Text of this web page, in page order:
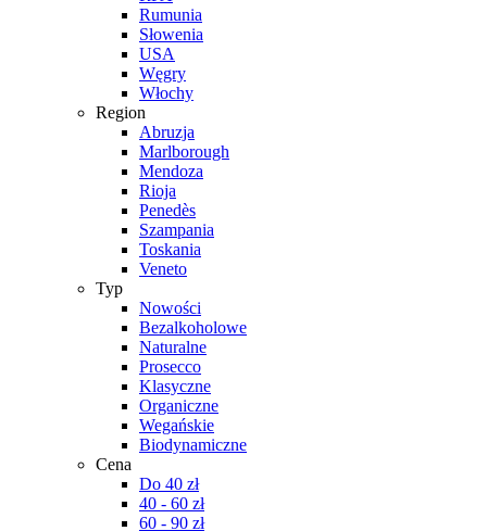
Rumunia
Słowenia
USA
Węgry
Włochy
Region
Abruzja
Marlborough
Mendoza
Rioja
Penedès
Szampania
Toskania
Veneto
Typ
Nowości
Bezalkoholowe
Naturalne
Prosecco
Klasyczne
Organiczne
Wegańskie
Biodynamiczne
Cena
Do 40 zł
40 - 60 zł
60 - 90 zł